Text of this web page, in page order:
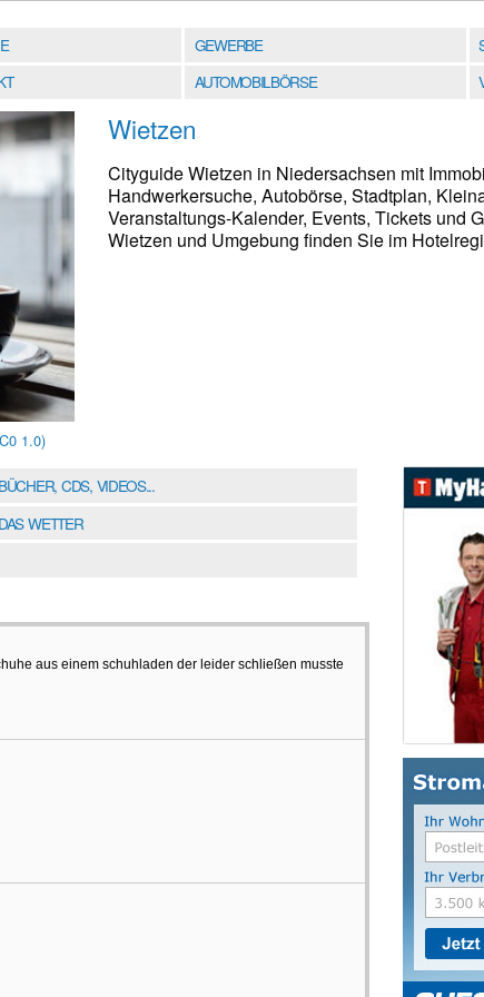
GEWERBE
AUTOMOBILBÖRSE
1.0)
Wietzen
Cityguide Wietzen in Niedersachsen mit
Handwerkersuche, Autobörse, Stadtplan,
Veranstaltungs-Kalender, Events, Tickets und
Wietzen und Umgebung finden Sie im
BÜCHER, CDS, VIDEOS...
DAS WETTER
aus einem schuhladen der leider schließen musste